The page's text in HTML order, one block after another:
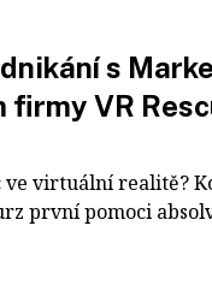
s
firmy VR
ve virtuální realitě?
první pomoci